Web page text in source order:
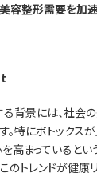
容整形需要を加速
背景には、社会
。特にボトックス
まっているという
のトレンドが健